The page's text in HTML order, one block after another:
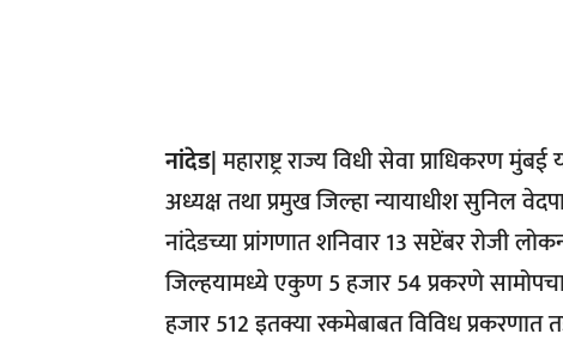
नांदेड|महाराष्ट्र राज्य विधी सेवा प्राधिकरण
अध्यक्ष तथा प्रमुख जिल्हा न्यायाधीश सुनिल
नांदेडच्या प्रांगणात शनिवार 13 सप्टेंबर रोजी
जिल्हयामध्ये एकुण 5 हजार 54 प्रकरणे
हजार 512 इतक्या रकमेबाबत विविध प्रकरणात